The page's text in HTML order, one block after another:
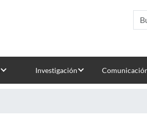
Investigación